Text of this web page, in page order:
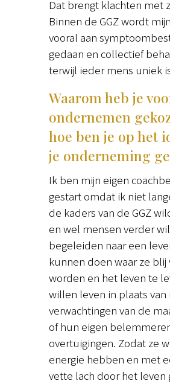
Dat brengt klachten met
Binnen de GGZ wordt
vooral aan
gedaan en collectief
terwijl ieder mens uniek
Waarom heb je
ondernemen
hoe ben je op het
je onderneming
Ik ben mijn eigen
gestart omdat ik niet
de kaders van de GGZ
en wel mensen verder
begeleiden naar een
kunnen doen waar ze blij
worden en het leven te
willen leven in plaats van
verwachtingen van de
of hun eigen
overtuigingen. Zodat ze
energie hebben en met
vette lach door het leven